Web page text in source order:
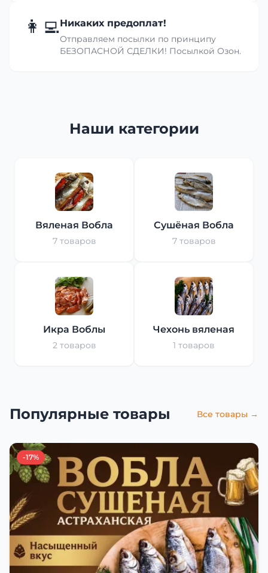
👩‍💻Никаких предоплат!
Отправляем посылки по принципу
БЕЗОПАСНОЙ СДЕЛКИ! Посылкой Озон.
Наши категории
Вяленая Вобла
7 товаров
Сушёная Вобла
7 товаров
Икра Воблы
2 товаров
Чехонь вяленая
1 товаров
Популярные товары Все товары →
-17%